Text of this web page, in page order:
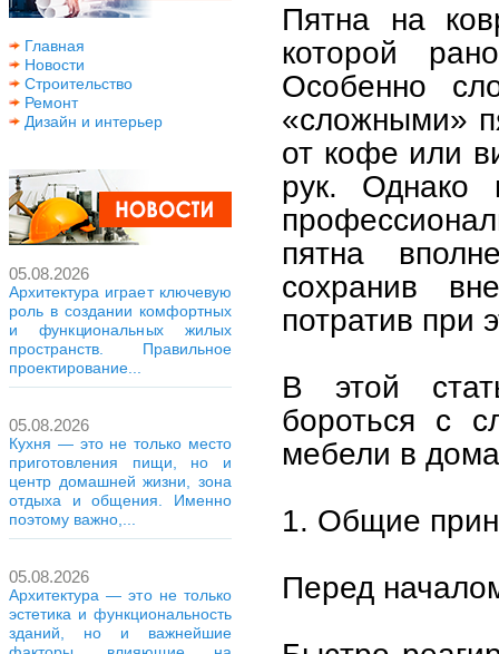
Главная
Новости
Строительство
Ремонт
Дизайн и интерьер
05.08.2026
Архитектура играет ключевую
роль в создании комфортных
и функциональных жилых
пространств. Правильное
проектирование...
05.08.2026
Кухня — это не только место
приготовления пищи, но и
центр домашней жизни, зона
отдыха и общения. Именно
поэтому важно,...
05.08.2026
Архитектура — это не только
эстетика и функциональность
зданий, но и важнейшие
Пятна на
которой
Особенно
«сложными»
от кофе или
рук. Однако
пятна
сохранив
потратив при
В этой
бороться с
мебели в
1. Общие
Перед